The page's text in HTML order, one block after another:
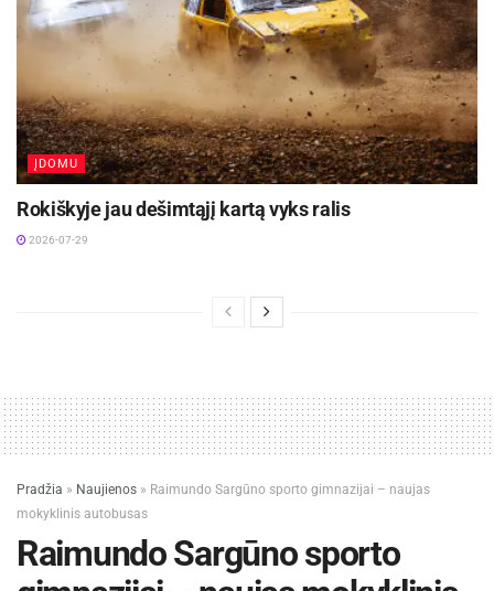
ĮDOMU
Rokiškyje jau dešimtąjį kartą vyks ralis
2026-07-29
Pradžia » Naujienos » Raimundo Sargūno sporto gimnazijai – naujas
mokyklinis autobusas
Raimundo Sargūno sporto